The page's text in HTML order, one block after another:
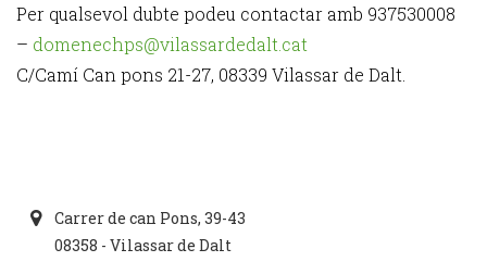
Per qualsevol dubte podeu contactar amb 937530008
– domenechps@vilassardedalt.cat
C/Camí Can pons 21-27, 08339 Vilassar de Dalt.
Carrer de can Pons, 39-43
08358 - Vilassar de Dalt